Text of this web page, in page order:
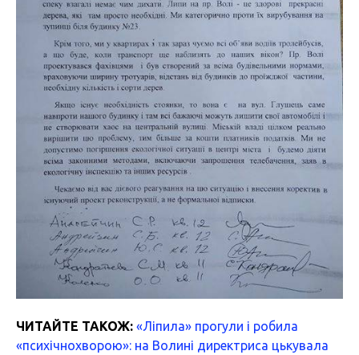
ЧИТАЙТЕ ТАКОЖ: «Ліпила» прогули і робила
«психічнохворою»: на Волині директриса цькувала